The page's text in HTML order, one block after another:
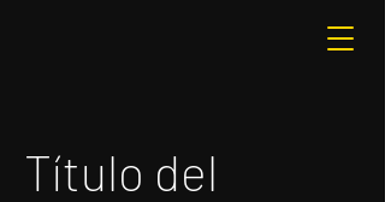
Título del